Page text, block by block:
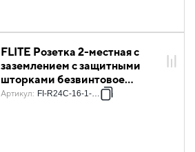
FLITE Розетка 2-местная с
заземлением с защитными
шторками безвинтовое
крепление 16А РСш12-1-К-
Артикул: FI-R24C-16-1-K88